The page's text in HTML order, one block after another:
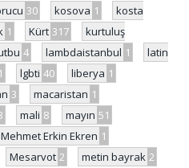
30 kosova 1
kosta
1 Kürt 317
kurtuluş
4 lambdaistanbul 1
latin
1 lgbti 40 liberya 1
3 macaristan 1
mali 8 mayın 51
Mehmet Erkin Ekren 1
Mesarvot 2 metin bayrak 2